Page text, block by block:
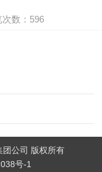
数： 596
公司 版权所有
号-1